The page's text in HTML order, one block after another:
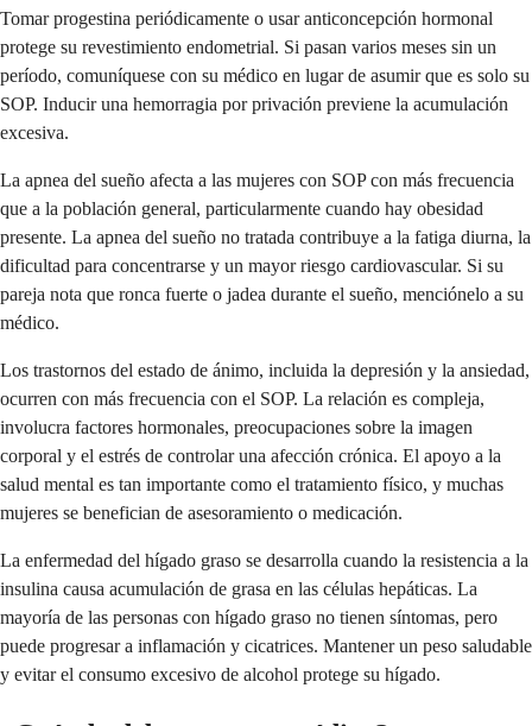
Tomar progestina periódicamente o usar anticoncepción hormonal
protege su revestimiento endometrial. Si pasan varios meses sin un
período, comuníquese con su médico en lugar de asumir que es solo su
SOP. Inducir una hemorragia por privación previene la acumulación
excesiva.
La apnea del sueño afecta a las mujeres con SOP con más frecuencia
que a la población general, particularmente cuando hay obesidad
presente. La apnea del sueño no tratada contribuye a la fatiga diurna, la
dificultad para concentrarse y un mayor riesgo cardiovascular. Si su
pareja nota que ronca fuerte o jadea durante el sueño, menciónelo a su
médico.
Los trastornos del estado de ánimo, incluida la depresión y la ansiedad,
ocurren con más frecuencia con el SOP. La relación es compleja,
involucra factores hormonales, preocupaciones sobre la imagen
corporal y el estrés de controlar una afección crónica. El apoyo a la
salud mental es tan importante como el tratamiento físico, y muchas
mujeres se benefician de asesoramiento o medicación.
La enfermedad del hígado graso se desarrolla cuando la resistencia a la
insulina causa acumulación de grasa en las células hepáticas. La
mayoría de las personas con hígado graso no tienen síntomas, pero
puede progresar a inflamación y cicatrices. Mantener un peso saludable
y evitar el consumo excesivo de alcohol protege su hígado.